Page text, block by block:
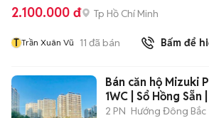
2.100.000 đ Tp Hồ Chí Minh
T Trần Xuân Vũ 11 đã bán Bấm để
Bán căn hộ Mizuki
1WC | Sổ Hồng
2 PN Hướng Đông Bắc